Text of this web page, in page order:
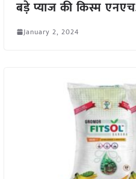
बड़े प्याज की किस्म
January 2, 2024